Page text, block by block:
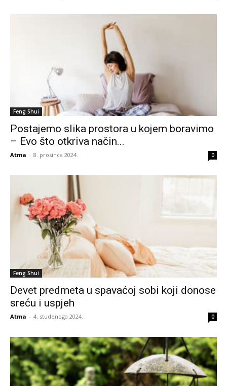
Feng Shui
Postajemo slika prostora u kojem boravimo
– Evo što otkriva način...
Atma - 8. prosinca 2024. 0
Feng Shui
Devet predmeta u spavaćoj sobi koji donose
sreću i uspjeh
Atma - 4. studenoga 2024. 0